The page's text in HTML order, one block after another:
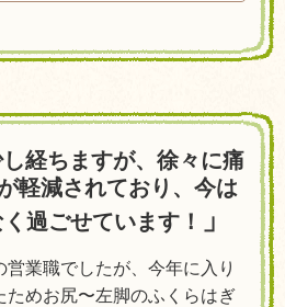
経ちますが、徐々に痛
軽減されており、今は
過ごせています！
」
業職でしたが、今年に入り
ためお尻〜左脚のふくらはぎ